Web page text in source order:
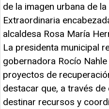
de la imagen urbana de
Extraordinaria
alcaldesa Rosa María
La presidenta municipal
gobernadora Rocío
proyectos de
destacar que, a través
destinar recursos y